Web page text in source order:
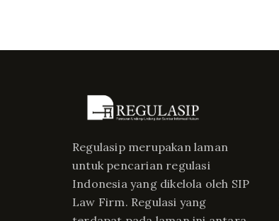
Regulasip merupakan laman
untuk pencarian regulasi
Indonesia yang dikelola oleh SIP
Law Firm. Regulasi yang